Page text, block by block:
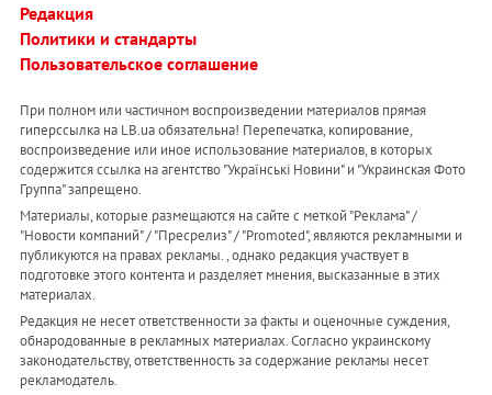
Редакция
Политики и стандарты
Пользовательское соглашение
При полном или частичном воспроизведении материалов прямая
гиперссылка на LB.ua обязательна! Перепечатка, копирование,
воспроизведение или иное использование материалов, в которых
содержится ссылка на агентство "Українськi Новини" и "Украинская Фото
Группа" запрещено.
Материалы, которые размещаются на сайте с меткой "Реклама" /
"Новости компаний" / "Пресрелиз" / "Promoted", являются рекламными и
публикуются на правах рекламы. , однако редакция участвует в
подготовке этого контента и разделяет мнения, высказанные в этих
материалах.
Редакция не несет ответственности за факты и оценочные суждения,
обнародованные в рекламных материалах. Согласно украинскому
законодательству, ответственность за содержание рекламы несет
рекламодатель.